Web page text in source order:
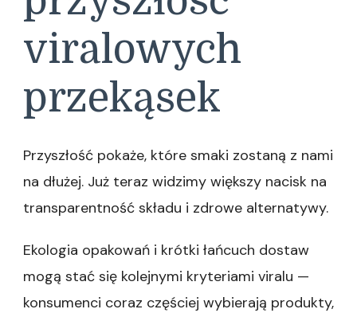
viralowych
przekąsek
Przyszłość pokaże, które smaki zostaną z nami
na dłużej. Już teraz widzimy większy nacisk na
transparentność składu i zdrowe alternatywy.
Ekologia opakowań i krótki łańcuch dostaw
mogą stać się kolejnymi kryteriami viralu —
konsumenci coraz częściej wybierają produkty,